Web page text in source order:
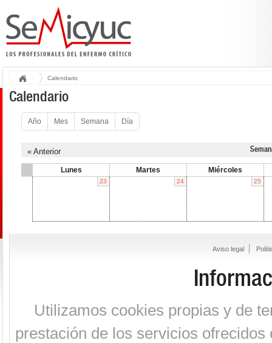
Calendario
Calendario
Año Mes Semana Día
« Anterior
Lunes Martes Miércoles
23 24 25
Aviso legal
Utilizamos cookies propias y de
prestación de los servicios